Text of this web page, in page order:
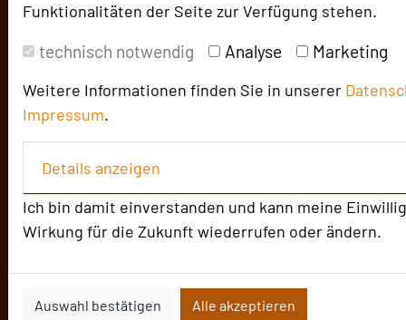
Funktionalitäten der Seite zur Verfügung stehen.
technisch notwendig Analyse Marketing
Weitere Informationen finden Sie in unserer
Impressum.
Details anzeigen
Ich bin damit einverstanden und kann meine
Wirkung für die Zukunft wiederrufen oder ändern.
Auswahl bestätigen Alle akzeptieren